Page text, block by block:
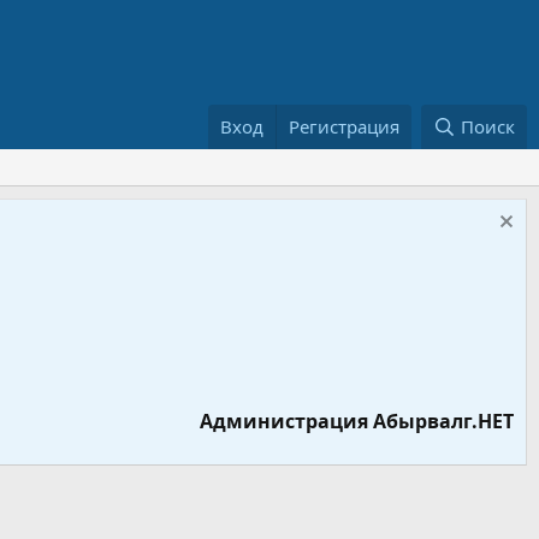
Вход Регистрация Поиск
Администрация Абырвалг.НЕТ